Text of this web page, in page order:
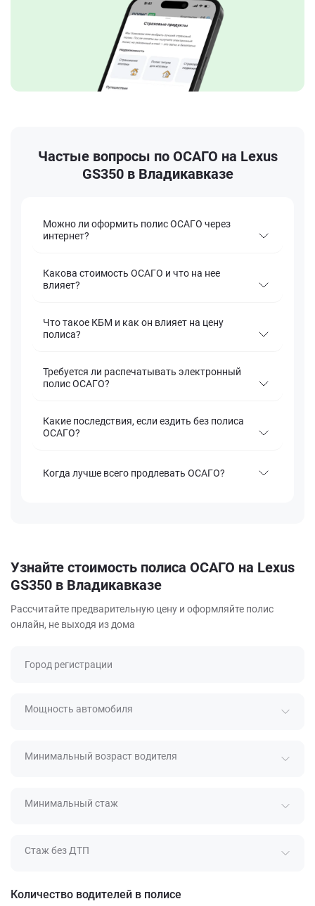
Частые вопросы по ОСАГО на Lexus
GS350 в Владикавказе
Можно ли оформить полис ОСАГО через
интернет?
Какова стоимость ОСАГО и что на нее
влияет?
Что такое КБМ и как он влияет на цену
полиса?
Требуется ли распечатывать электронный
полис ОСАГО?
Какие последствия, если ездить без полиса
ОСАГО?
Когда лучше всего продлевать ОСАГО?
Узнайте стоимость полиса ОСАГО на Lexus
GS350 в Владикавказе
Рассчитайте предварительную цену и оформляйте полис
онлайн, не выходя из дома
Город регистрации
Мощность автомобиля
Минимальный возраст водителя
Минимальный стаж
Стаж без ДТП
Количество водителей в полисе